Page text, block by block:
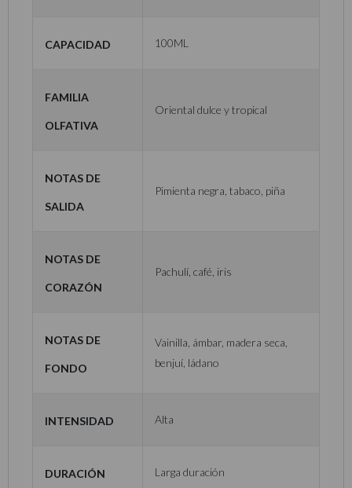
Capacidad 100ML
Familia
Olfativa
Oriental dulce y tropical
Notas de
Salida
Pimienta negra, tabaco, piña
Notas de
Corazón
Pachulí, café, iris
Notas de
Fondo
Vainilla, ámbar, madera seca,
benjuí, ládano
Intensidad Alta
Duración Larga duración